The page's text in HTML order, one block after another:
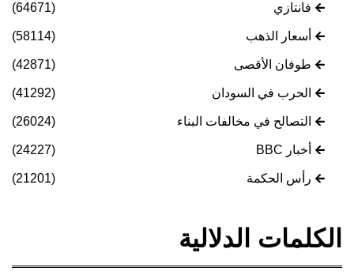
فانتازي (64671)
أسعار الذهب (58114)
طوفان الأقصى (42871)
الحرب في السودان (41292)
التصالح في مخالفات البناء (26024)
أخبار BBC (24227)
رأس الحكمة (21201)
الكلمات الدلالية